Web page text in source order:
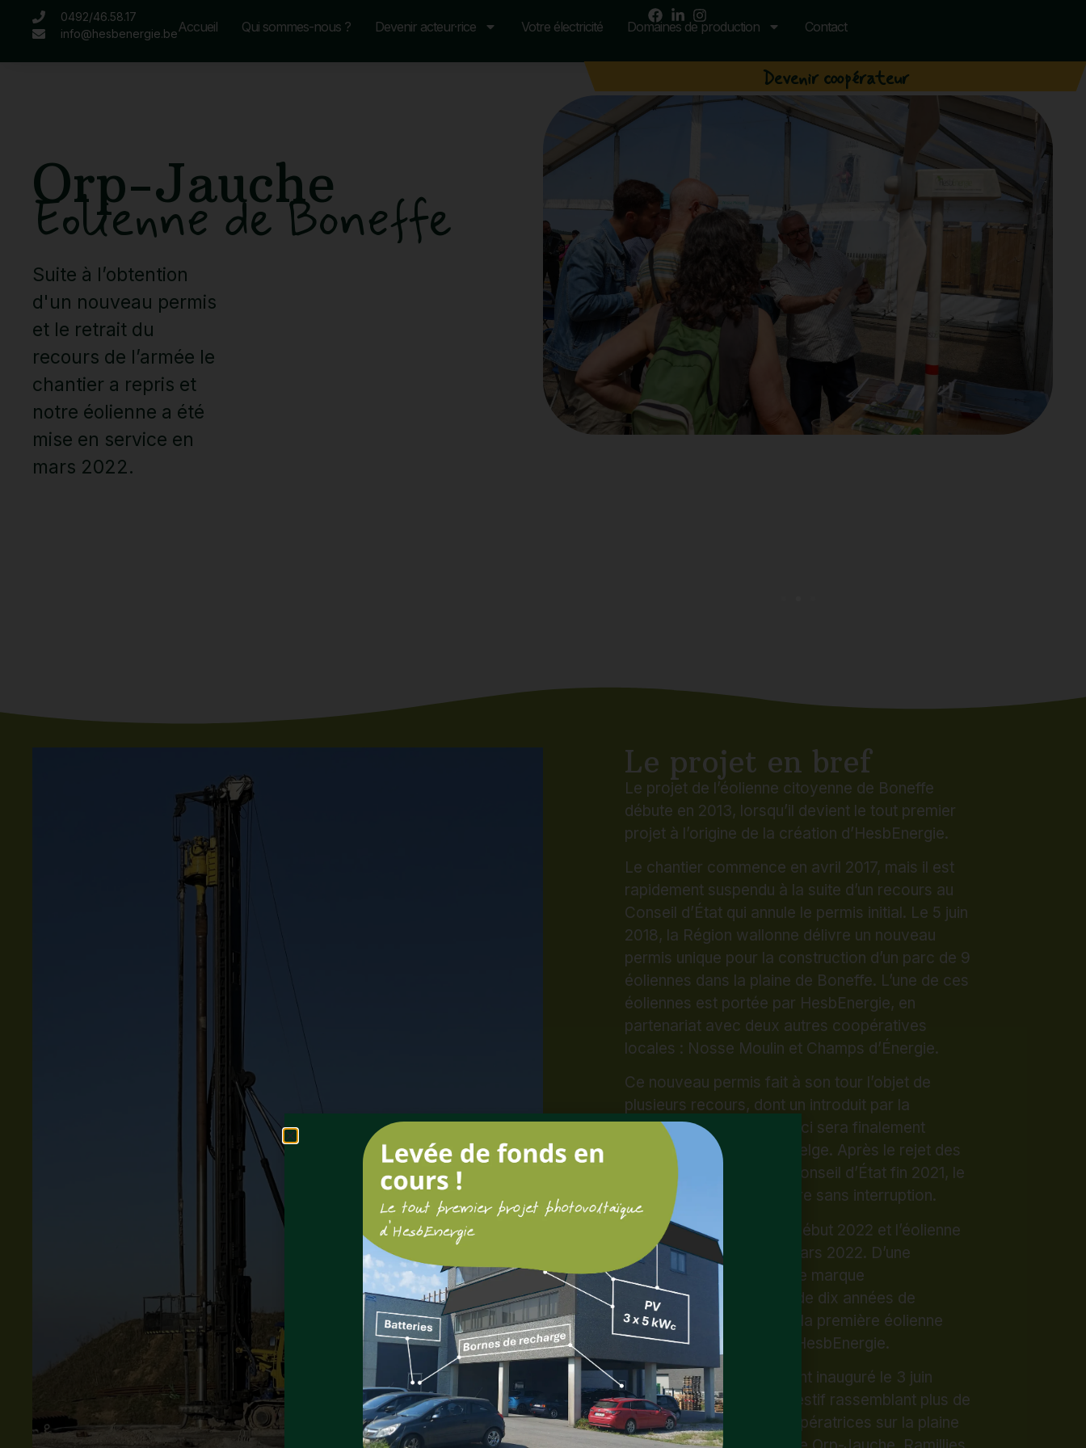
0492/46.58.17
info@hesbenergie.beAccueil Qui sommes-nous ? Devenir acteur·rice Votre électricité Domaines de production Contact
Devenir coopérateur
Orp-Jauche
Eolienne de Boneffe
Suite à l’obtention
d'un nouveau permis
et le retrait du
recours de l’armée le
chantier a repris et
notre éolienne a été
mise en service en
mars 2022.
débute en 2013, lorsqu’il devient le tout premier
Le chantier commence en avril 2017, mais il est
rapidement suspendu à la suite d’un recours au
Conseil d’État qui annule le permis initial. Le 5 juin
2018, la Région wallonne délivre un nouveau
permis unique pour la construction d’un parc de 9
éoliennes dans la plaine de Boneffe. L’une de ces
éoliennes est portée par HesbEnergie, en
partenariat avec deux autres coopératives
locales : Nosse Moulin et Champs d’Énergie.
Ce nouveau permis fait à son tour l’objet de
plusieurs recours, dont un introduit par la
Défense nationale. Celui-ci sera finalement
abandonné par l’armée belge. Après le rejet des
derniers recours par le Conseil d’État fin 2021, le
projet peut enfin reprendre sans interruption.
Les travaux s’achèvent début 2022 et l’éolienne
entre en production en mars 2022. D’une
puissance de 2,2 MW, elle marque
l’aboutissement de près de dix années de
persévérance et devient la première éolienne
citoyenne exploitée par HesbEnergie.
Le projet est officiellement inauguré le 3 juin
2023 lors d’un moment festif rassemblant plus de
100 coopérateurs et coopératrices sur la plaine
agricole de Boneffe, entre Orp-Jauche, Ramillies
et Éghezée.